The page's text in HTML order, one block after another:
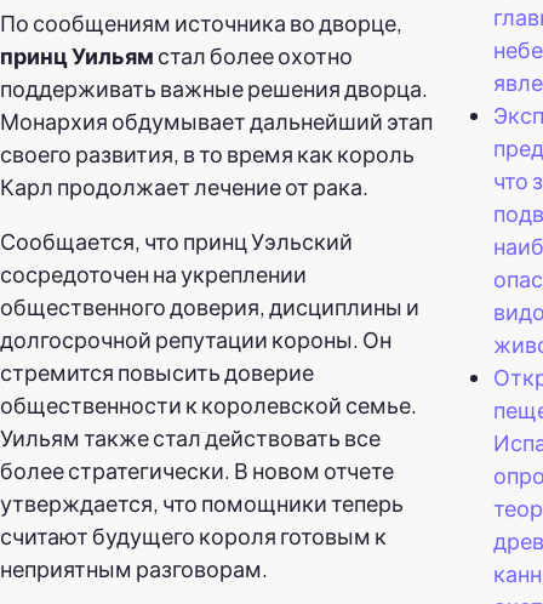
По сообщениям источника во дворце,
принц Уильям стал более охотно
поддерживать важные решения дворца.
Монархия обдумывает дальнейший этап
своего развития, в то время как король
Карл продолжает лечение от рака.
Сообщается, что принц Уэльский
сосредоточен на укреплении
общественного доверия, дисциплины и
долгосрочной репутации короны. Он
стремится повысить доверие
общественности к королевской семье.
Уильям также стал действовать все
более стратегически. В новом отчете
утверждается, что помощники теперь
считают будущего короля готовым к
неприятным разговорам.
что